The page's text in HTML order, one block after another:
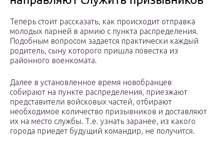
Теперь стоит рассказать, как происходит отправка
молодых парней в армию с пункта распределения.
Подобным вопросом задается практически каждый
родитель, сыну которого пришла повестка из
районного военкомата.
Далее в установленное время новобранцев
собирают на пункте распределения, приезжают
представители войсковых частей, отбирают
необходимое количество призывников и доставляют
их на место службы. Т.е. узнать заранее, из какого
города приедет будущий командир, не получится.